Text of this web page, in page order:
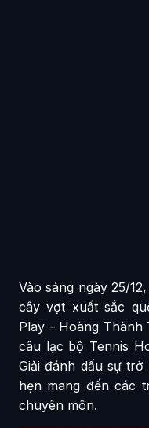
Vào sáng ngày 25/
cây vợt xuất sắc
Play – Hoàng
câu lạc bộ Tennis
Giải đánh dấu sự
hẹn mang đến các
chuyên môn.